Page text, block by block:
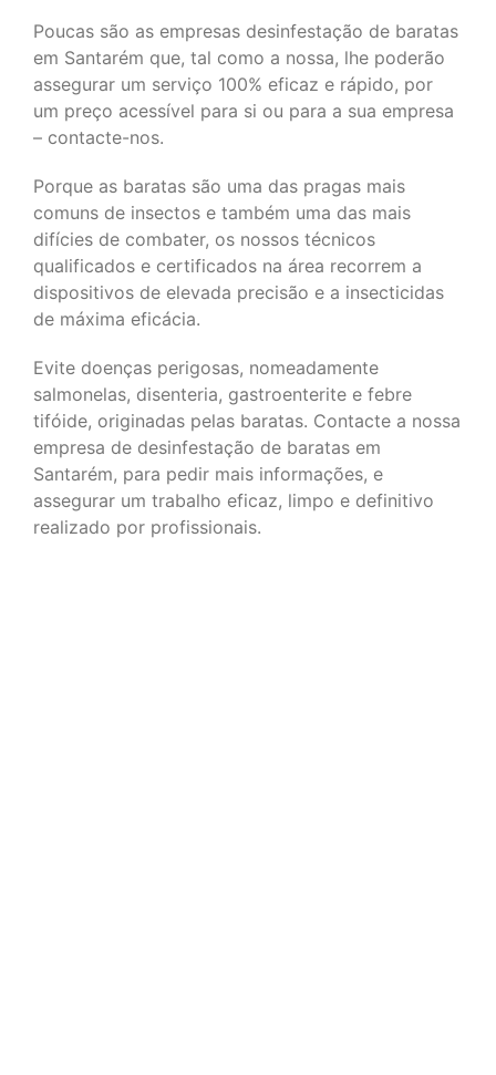
Poucas são as empresas desinfestação de baratas
em Santarém que, tal como a nossa, lhe poderão
assegurar um serviço 100% eficaz e rápido, por
um preço acessível para si ou para a sua empresa
– contacte-nos.
Porque as baratas são uma das pragas mais
comuns de insectos e também uma das mais
difícies de combater, os nossos técnicos
qualificados e certificados na área recorrem a
dispositivos de elevada precisão e a insecticidas
de máxima eficácia.
Evite doenças perigosas, nomeadamente
salmonelas, disenteria, gastroenterite e febre
tifóide, originadas pelas baratas. Contacte a nossa
empresa de desinfestação de baratas em
Santarém, para pedir mais informações, e
assegurar um trabalho eficaz, limpo e definitivo
realizado por profissionais.